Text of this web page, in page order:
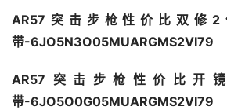
AR57突击步枪性价比双修
带-6JO5N3O05MUARGMS2VI79
AR57突击步枪性价比开
带-6JO5O0G05MUARGMS2VI79